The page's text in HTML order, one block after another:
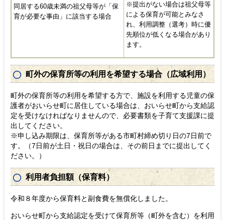
同居する60歳未満の祖父母等が「保
育が必要な事由」に該当する場合
※提出がない場合は祖父母等
による保育が可能とみなさ
れ、利用調整（選考）時に優
先順位が低くなる場合があり
ます。
町外の保育所等の利用を希望する場合（広域利用）
町外の保育所等の利用を希望する方で、施設を利用する児童の保
護者がおいらせ町に居住している場合は、おいらせ町から支給認
定を受けなければなりませんので、必要書類を子育て支援課に提
出してください。
※申し込み期限は、保育所等がある市町村締め切り日の7日前で
す。（7日前が土日・祝日の場合は、その前日までに提出してく
ださい。）
利用者負担額（保育料）
令和８年度から保育料と副食費を無償化しました。
おいらせ町から支給認定を受けて保育所等（町外を含む）を利用